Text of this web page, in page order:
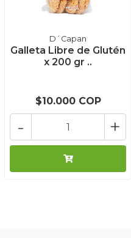
D´Capan
Galleta Libre de Glutén
x 200 gr ..
$10.000 COP
+
-